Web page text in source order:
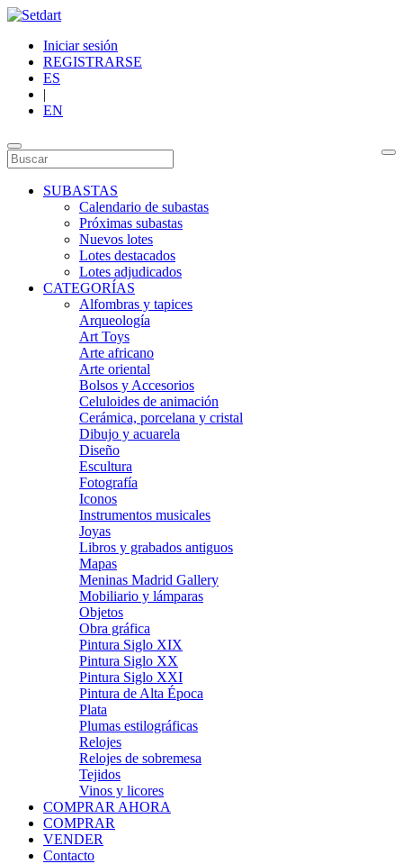
Iniciar sesión
REGISTRARSE
ES
|
EN
SUBASTAS
Calendario de subastas
Próximas subastas
Nuevos lotes
Lotes destacados
Lotes adjudicados
CATEGORÍAS
Alfombras y tapices
Arqueología
Art Toys
Arte africano
Arte oriental
Bolsos y Accesorios
Celuloides de animación
Cerámica, porcelana y cristal
Dibujo y acuarela
Diseño
Escultura
Fotografía
Iconos
Instrumentos musicales
Joyas
Libros y grabados antiguos
Mapas
Meninas Madrid Gallery
Mobiliario y lámparas
Objetos
Obra gráfica
Pintura Siglo XIX
Pintura Siglo XX
Pintura Siglo XXI
Pintura de Alta Época
Plata
Plumas estilográficas
Relojes
Relojes de sobremesa
Tejidos
Vinos y licores
COMPRAR AHORA
COMPRAR
VENDER
Contacto